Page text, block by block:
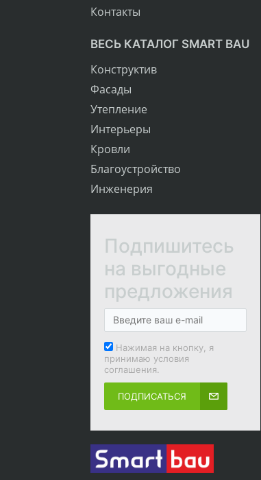
Контакты
ВЕСЬ КАТАЛОГ SMART BAU
Конструктив
Фасады
Утепление
Интерьеры
Кровли
Благоустройство
Инженерия
Подпишитесь
на выгодные
предложения
Нажимая на кнопку, я
принимаю условия
соглашения.
ПОДПИСАТЬСЯ